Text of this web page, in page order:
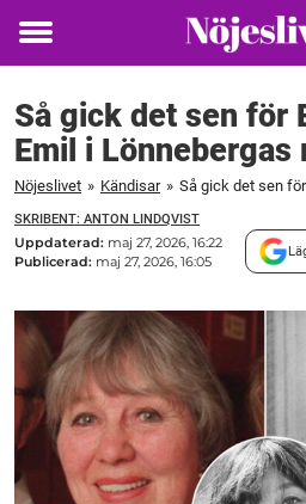
Toggle
Så gick det sen för
Emil i Lönnebergas
Nöjeslivet » Kändisar »
SKRIBENT: ANTON LINDQVIST
Uppdaterad: maj 27, 2026, 16:22
Publicerad: maj 27, 2026, 16:05